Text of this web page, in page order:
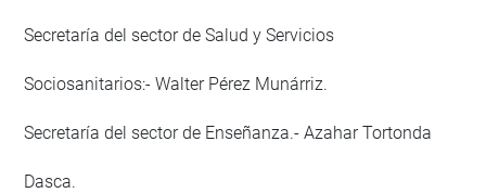
Secretaría del sector de Salud y Servicios
Sociosanitarios:- Walter Pérez Munárriz.
Secretaría del sector de Enseñanza.- Azahar Tortonda
Dasca.